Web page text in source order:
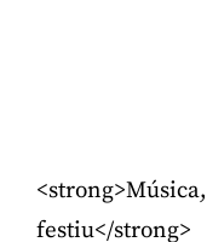
festiu</strong>